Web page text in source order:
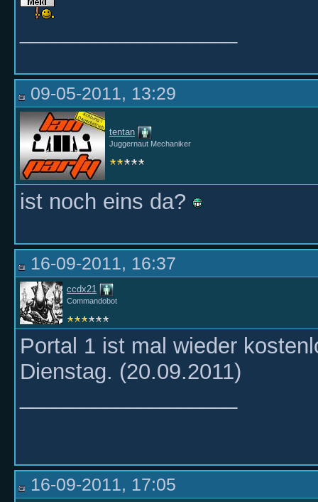
09-05-2011, 13:29
tentan
Juggernaut Mechaniker
ist noch eins da?
16-09-2011, 16:37
ccdx21
Commandobot
Portal 1 ist mal wieder
Dienstag. (20.09.2011)
16-09-2011, 17:05